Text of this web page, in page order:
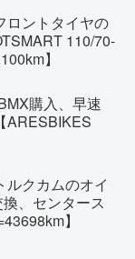
ロントタイヤの
110/70-
】
購入、早速
ARESBIKES
ルクカムのオイ
、センタース
】